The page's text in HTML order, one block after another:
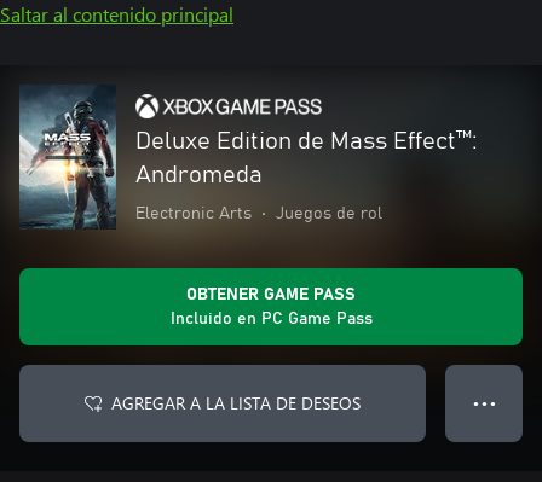
Saltar al contenido principal
Deluxe Edition de Mass Effect™:
Andromeda
Electronic Arts • Juegos de rol
OBTENER GAME PASS
Incluido en PC Game Pass
AGREGAR A LA LISTA DE DESEOS ● ● ●